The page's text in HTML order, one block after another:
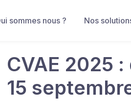
sommes nous ? Nos
CVAE 2025
15